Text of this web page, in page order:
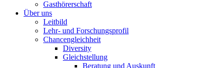
Gasthörerschaft
Über uns
Leitbild
Lehr- und Forschungsprofil
Chancengleichheit
Diversity
Gleichstellung
Beratung und Auskunft